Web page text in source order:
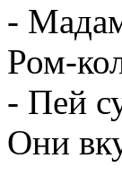
-
Ром-
- Пей
Они